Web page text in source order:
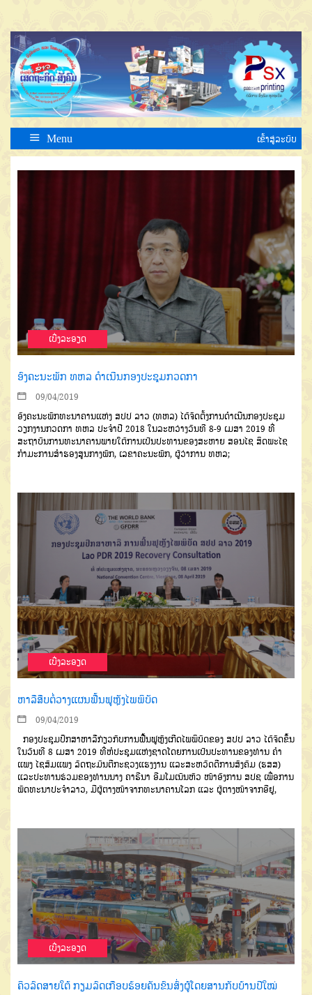
Menu ເຂົ້າສູ່ລະບົບ
ເບີ່ງລະອຽດ
ອົງຄະນະພັກ ທຫລ ດຳເນີນກອງປະຊຸມກວດກາ
09/04/2019
ອົງຄະນະພັກທະນາຄານແຫ່ງ ສປປ ລາວ (ທຫລ) ໄດ້ຈັດຕັ້ງການດຳເນີນກອງປະຊຸມ
ວຽກງານກວດກາ ທຫລ ປະຈຳປີ 2018 ໃນລະຫວ່າງວັນທີ 8-9 ເມສາ 2019 ທີ່
ສະຖາບັນການທະນາຄານພາຍໃຕ້ການເປັນປະທານຂອງສະຫາຍ ສອນໄຊ ສິດພະໄຊ
ກໍາມະການສຳຮອງສູນກາງພັກ, ເລຂາຄະນະພັກ, ຜູ້ວ່າການ ທຫລ;
ເບີ່ງລະອຽດ
ຫາລືສືບຕໍ່ວາງແຜນຟື້ນຟູຫຼັງໄພພິບັດ
09/04/2019
ກອງປະຊຸມປຶກສາຫາລືກ່ຽວກັບການຟື້ນຟູຫຼັງເກີດໄພພິບັດຂອງ ສປປ ລາວ ໄດ້ຈັດຂຶ້ນ
ໃນວັນທີ 8 ເມສາ 2019 ທີ່ຫໍປະຊຸມແຫ່ງຊາດໂດຍການເປັນປະທານຂອງທ່ານ ຄຳ
ແພງ ໄຊສົມແພງ ລັດຖະມົນຕີກະຊວງແຮງງານ ແລະສະຫວັດດີການສັງຄົມ (ຮສສ)
ແລະປະທານຮ່ວມຂອງທ່ານນາງ ຄາຣີນາ ອີມໂມເນັນຫົວ ໜ້າອົງການ ສປຊ ເພື່ອການ
ພັດທະນາປະຈໍາລາວ, ມີຜູ້ຕາງໜ້າຈາກທະນາຄານໂລກ ແລະ ຜູ້ຕາງໜ້າຈາກອີຢູ,
ເບີ່ງລະອຽດ
ຄິວລົດສາຍໃຕ້ ກຽມລົດເກືອບຮ້ອຍຄັນຂົນສົ່ງຜູ້ໂດຍສານກັບບ້ານປີໃໝ່